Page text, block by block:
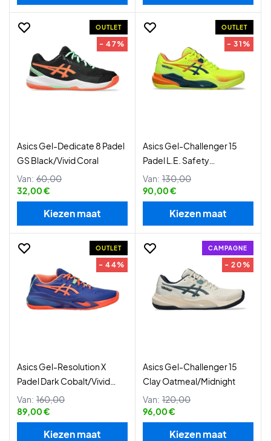
OUTLET
- 47%
Asics Gel-Dedicate 8 Padel
GS Black/Vivid Coral
Van: 60,00
32,00 €
Kiezen maat
OUTLET
- 31%
Asics Gel-Challenger 15
Padel L.E. Safety
Yellow/Twilight Blue
Van: 130,00
90,00 €
Kiezen maat
OUTLET
- 44%
Asics Gel-Resolution X
Padel Dark Cobalt/Vivid
Coral
Van: 160,00
89,00 €
Kiezen maat
CAMPAGNE
- 20%
Asics Gel-Challenger 15
Clay Oatmeal/Midnight
Van: 120,00
96,00 €
Kiezen maat